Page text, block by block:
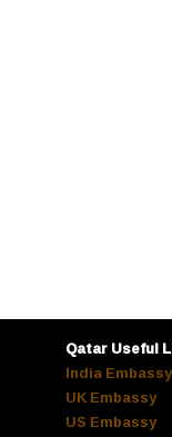
Qatar Useful
India Embassy
UK Embassy
US Embassy